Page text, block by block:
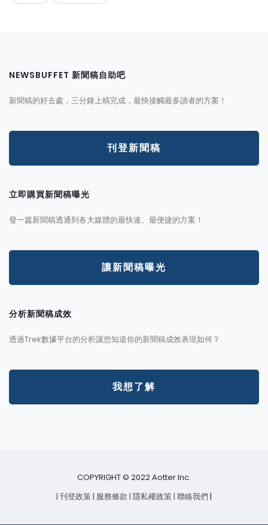
NEWSBUFFET 新聞稿自助吧
新聞稿的好去處，三分鐘上稿完成，最快接觸最多讀者的方案！
刊登新聞稿
立即購買新聞稿曝光
發一篇新聞稿透通到各大媒體的最快速、最便捷的方案！
讓新聞稿曝光
分析新聞稿成效
透過Trek數據平台的分析讓您知道你的新聞稿成效表現如何？
我想了解
COPYRIGHT © 2022 Aotter Inc.
| 刊登政策| 服務條款| 隱私權政策| 聯絡我們 |